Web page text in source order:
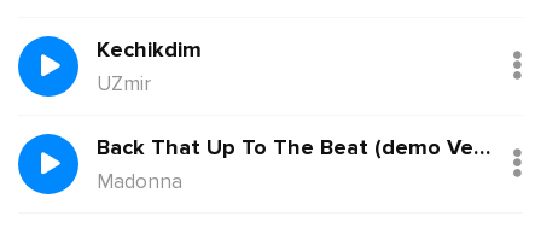
Kechikdim
UZmir
Back That Up To The Beat (demo Version)
Madonna